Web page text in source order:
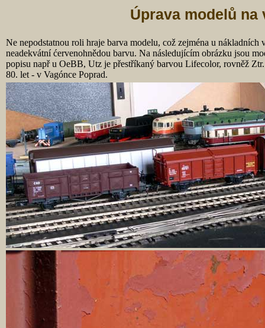
Úprava modelů na
Ne nepodstatnou roli hraje barva modelu, což zejména u
neadekvátní ćervenohnědou barvu. Na následujícím obrázku jsou
popisu např u OeBB, Utz je přestříkaný barvou Lifecolor, rovněž
80. let - v Vagónce Poprad.